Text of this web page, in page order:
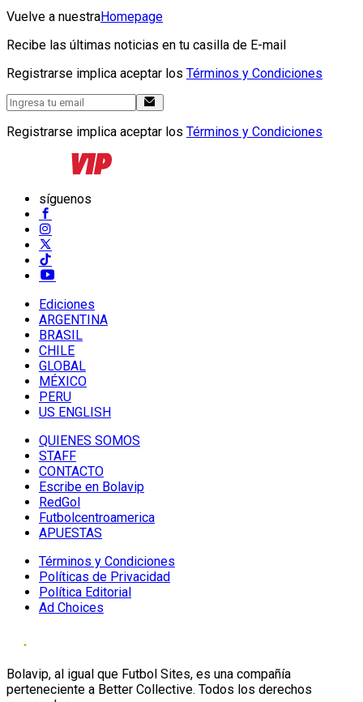
Vuelve a nuestraHomepage
Recibe las últimas noticias en tu casilla de E-mail
Registrarse implica aceptar los Términos y Condiciones
Registrarse implica aceptar los Términos y Condiciones
síguenos
Ediciones
ARGENTINA
BRASIL
CHILE
GLOBAL
MÉXICO
PERU
US ENGLISH
QUIENES SOMOS
STAFF
CONTACTO
Escribe en Bolavip
RedGol
Futbolcentroamerica
APUESTAS
Términos y Condiciones
Políticas de Privacidad
Política Editorial
Ad Choices
Bolavip, al igual que Futbol Sites, es una compañía
perteneciente a Better Collective. Todos los derechos